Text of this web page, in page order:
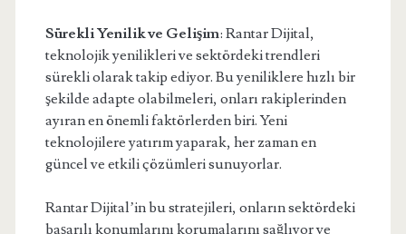
Sürekli Yenilik ve Gelişim: Rantar Dijital,
teknolojik yenilikleri ve sektördeki trendleri
sürekli olarak takip ediyor. Bu yeniliklere hızlı bir
şekilde adapte olabilmeleri, onları rakiplerinden
ayıran en önemli faktörlerden biri. Yeni
teknolojilere yatırım yaparak, her zaman en
güncel ve etkili çözümleri sunuyorlar.
Rantar Dijital’in bu stratejileri, onların sektördeki
başarılı konumlarını korumalarını sağlıyor ve